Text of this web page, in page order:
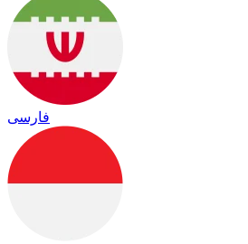
فارسی